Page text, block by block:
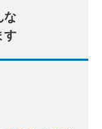
な
す